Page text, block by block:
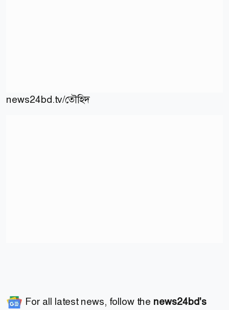
news24bd.tv/তৌহিদ
For all latest news, follow the news24bd's